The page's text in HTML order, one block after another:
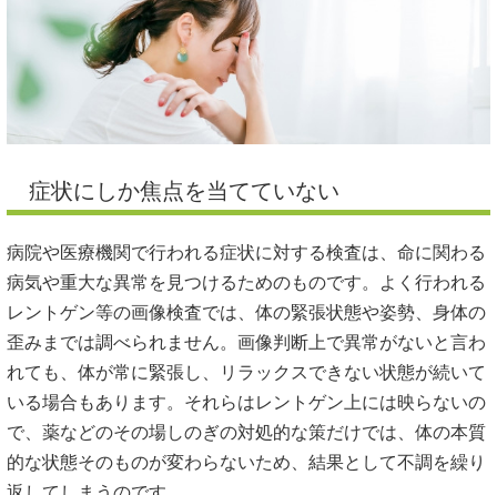
症状にしか焦点を当てていない
病院や医療機関で行われる症状に対する検査は、命に関わる
病気や重大な異常を見つけるためのものです。よく行われる
レントゲン等の画像検査では、体の緊張状態や姿勢、身体の
歪みまでは調べられません。画像判断上で異常がないと言わ
れても、体が常に緊張し、リラックスできない状態が続いて
いる場合もあります。それらはレントゲン上には映らないの
で、薬などのその場しのぎの対処的な策だけでは、体の本質
的な状態そのものが変わらないため、結果として不調を繰り